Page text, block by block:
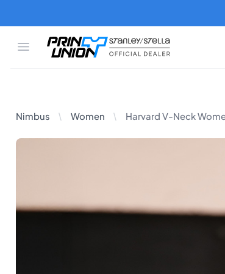
Open menu
Print Union Stanley/Stella
Nimbus Women Harvard V-Neck